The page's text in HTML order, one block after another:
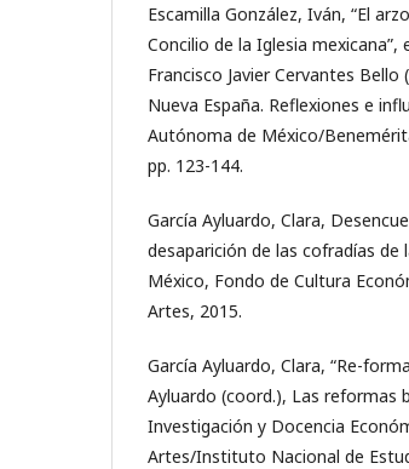
Escamilla González, Iván, “El
Concilio de la Iglesia
Francisco Javier Cervantes
Nueva España. Reflexiones e
Autónoma de México/
pp. 123-144.
García Ayluardo, Clara,
desaparición de las cofradías de
México, Fondo de Cultura
Artes, 2015.
García Ayluardo, Clara, “Re-
Ayluardo (coord.), Las reformas
Investigación y Docencia
Artes/Instituto Nacional de